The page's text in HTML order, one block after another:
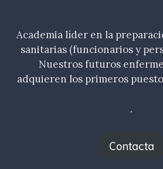
Academia líder en la
sanitarias (funcionarios y
Nuestros futuros
adquieren los primeros
.
Contacta